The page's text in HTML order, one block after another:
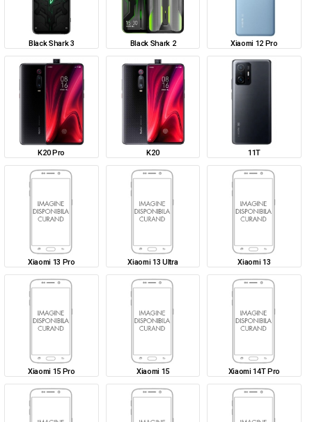
Black Shark 3 Black Shark 2 Xiaomi 12 Pro
K20 Pro K20 11T
Xiaomi 13 Pro Xiaomi 13 Ultra Xiaomi 13
Xiaomi 15 Pro Xiaomi 15 Xiaomi 14T Pro